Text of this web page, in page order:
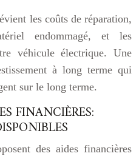
les coûts de réparation,
endommagé, et les
véhicule électrique. Une
à long terme qui
sur le long terme.
FINANCIÈRES:
des aides financières